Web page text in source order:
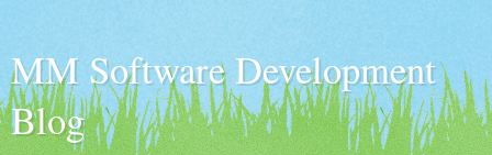
MM Software Development
Blog